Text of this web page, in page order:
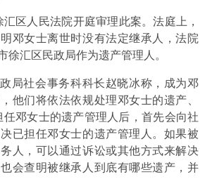
汇区人民法院开庭审理此案。法庭上，
邓女士离世时没有法定继承人，法院
徐汇区民政局作为遗产管理人。
政局社会事务科科长赵晓冰称，成为邓
他们将依法依规处理邓女士的遗产、
任邓女士的遗产管理人后，首先会向社
已担任邓女士的遗产管理人。如果被
人，可以通过诉讼或其他方式来解决
会查明被继承人到底有哪些遗产，并